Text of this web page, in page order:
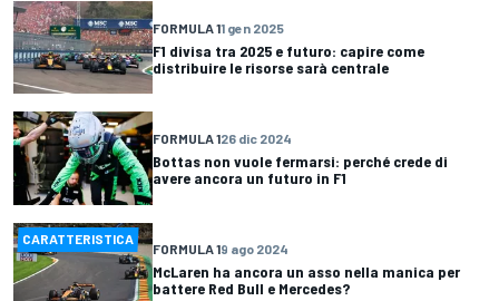
FORMULA 11 gen 2025
F1 divisa tra 2025 e futuro: capire come
distribuire le risorse sarà centrale
FORMULA 126 dic 2024
Bottas non vuole fermarsi: perché crede di
avere ancora un futuro in F1
CARATTERISTICA
FORMULA 19 ago 2024
McLaren ha ancora un asso nella manica per
battere Red Bull e Mercedes?